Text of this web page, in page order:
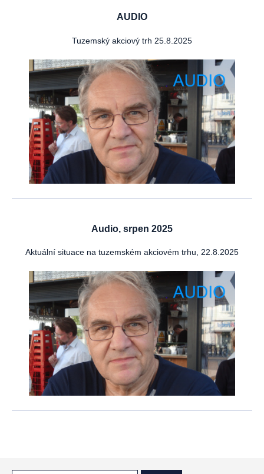
AUDIO
Tuzemský akciový trh 25.8.2025
Audio, srpen 2025
Aktuální situace na tuzemském akciovém trhu, 22.8.2025